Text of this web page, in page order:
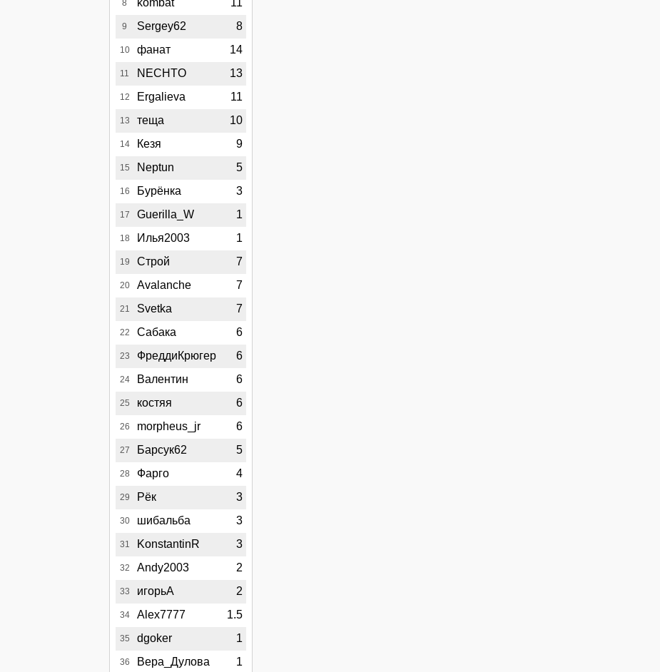
8 kombat 11
9 Sergey62 8
10 фанат 14
11 NECHTO 13
12 Ergalieva 11
13 теща 10
14 Кезя 9
15 Neptun 5
16 Бурёнка 3
17 Guerilla_W 1
18 Илья2003 1
19 Строй 7
20 Avalanche 7
21 Svetka 7
22 Сабака 6
23 ФреддиКрюгер 6
24 Валентин 6
25 костяя 6
26 morpheus_jr 6
27 Барсук62 5
28 Фарго 4
29 Рёк 3
30 шибальба 3
31 KonstantinR 3
32 Andy2003 2
33 игорьА 2
34 Alex7777 1.5
35 dgoker 1
36 Вера_Дулова 1